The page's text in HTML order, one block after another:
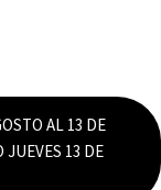
AL 13 DE
JUEVES 13 DE